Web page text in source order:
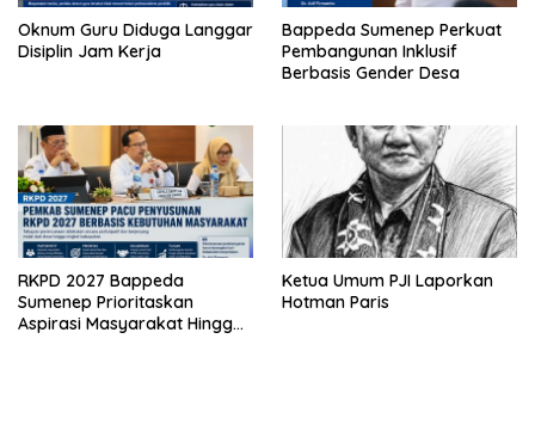
Oknum Guru Diduga Langgar
Disiplin Jam Kerja
Bappeda Sumenep Perkuat
Pembangunan Inklusif
Berbasis Gender Desa
RKPD 2027 Bappeda
Sumenep Prioritaskan
Aspirasi Masyarakat Hingga
Ketua Umum PJI Laporkan
Hotman Paris